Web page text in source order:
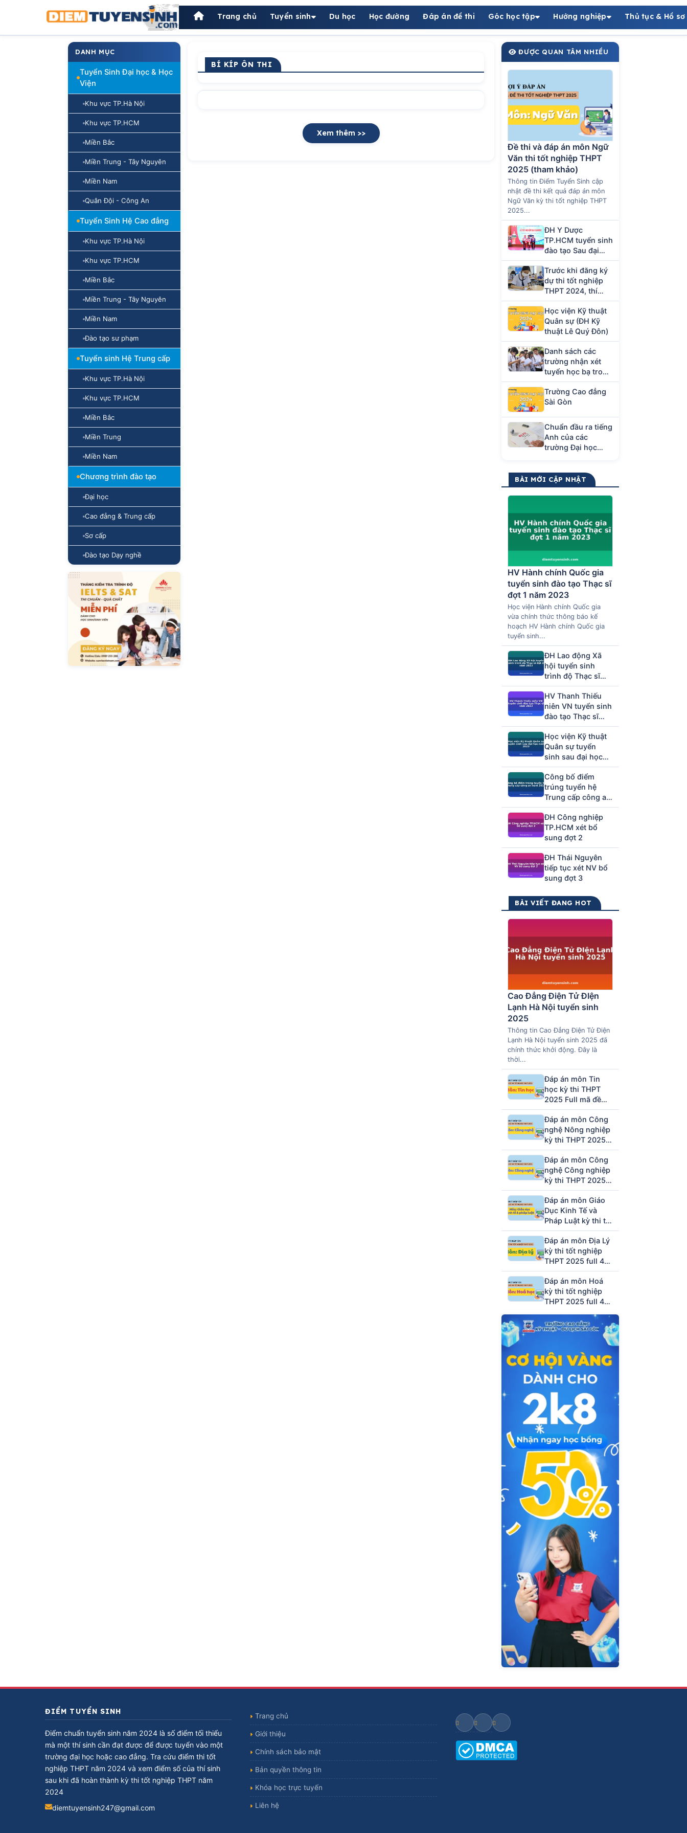
Trang chủ Tuyển sinh Du học Học đường Đáp án đề thi Góc học tập Hướng nghiệp Thủ tục & Hồ
DANH MỤC
Tuyển Sinh Đại học & Học
Viện
Khu vực TP.Hà Nội
Khu vực TP.HCM
Miền Bắc
Miền Trung - Tây Nguyên
Miền Nam
Quân Đội - Công An
Tuyển Sinh Hệ Cao đẳng
Khu vực TP.Hà Nội
Khu vực TP.HCM
Miền Bắc
Miền Trung - Tây Nguyên
Miền Nam
Đào tạo sư phạm
Tuyển sinh Hệ Trung cấp
Khu vực TP.Hà Nội
Khu vực TP.HCM
Miền Bắc
Miền Trung
Miền Nam
Chương trình đào tạo
Đại học
Cao đẳng & Trung cấp
Sơ cấp
Đào tạo Dạy nghề
BÍ KÍP ÔN THI
Xem thêm >>
ĐƯỢC QUAN TÂM NHIỀU
Đề thi và đáp án môn Ngữ
Văn thi tốt nghiệp THPT
2025 (tham khảo)
Thông tin Điểm Tuyển Sinh cập
nhật đề thi kết quả đáp án môn
Ngữ Văn kỳ thi tốt nghiệp THPT
2025...
ĐH Y Dược
TP.HCM tuyển sinh
đào tạo Sau đại
học năm 2023
Trước khi đăng ký
dự thi tốt nghiệp
THPT 2024, thí
sinh cần chuẩn bị
giấy tờ gì?
Học viện Kỹ thuật
Quân sự (ĐH Kỹ
thuật Lê Quý Đôn)
Danh sách các
trường nhận xét
tuyển học bạ trong
tháng 4/2024
Trường Cao đẳng
Sài Gòn
Chuẩn đầu ra tiếng
Anh của các
trường Đại học
BÀI MỚI CẬP NHẬT
HV Hành chính Quốc gia
tuyển sinh đào tạo Thạc sĩ
đợt 1 năm 2023
Học viện Hành chính Quốc gia
vừa chính thức thông báo kế
hoạch HV Hành chính Quốc gia
tuyển sinh...
ĐH Lao động Xã
hội tuyển sinh
trình độ Thạc sĩ
đợt 2 năm 2023
HV Thanh Thiếu
niên VN tuyển sinh
đào tạo Thạc sĩ
năm 2023
Học viện Kỹ thuật
Quân sự tuyển
sinh sau đại học
năm 2023
Công bố điểm
trúng tuyển hệ
Trung cấp công an
năm 2012
ĐH Công nghiệp
TP.HCM xét bổ
sung đợt 2
ĐH Thái Nguyên
tiếp tục xét NV bổ
sung đợt 3
BÀI VIẾT ĐANG HOT
Cao Đẳng Điện Tử ĐIện
Lạnh Hà Nội tuyển sinh
2025
Thông tin Cao Đẳng Điện Tử Điện
Lạnh Hà Nội tuyển sinh 2025 đã
chính thức khởi động. Đây là
thời...
Đáp án môn Tin
học kỳ thi THPT
2025 Full mã đề
(tham khảo)
Đáp án môn Công
nghệ Nông nghiệp
kỳ thi THPT 2025
full mã đề (tham
khảo)
Đáp án môn Công
nghệ Công nghiệp
kỳ thi THPT 2025
full mã đề (tham
khảo)
Đáp án môn Giáo
Dục Kinh Tế và
Pháp Luật kỳ thi tốt
nghiệp THPT 2025
full 48 mã đề
Đáp án môn Địa Lý
kỳ thi tốt nghiệp
THPT 2025 full 48
mã đề (tham khảo)
Đáp án môn Hoá
kỳ thi tốt nghiệp
THPT 2025 full 48
ĐIỂM TUYỂN SINH
Điểm chuẩn tuyển sinh năm 2024 là số điểm tối thiểu
mà một thí sinh cần đạt được để được tuyển vào một
trường đại học hoặc cao đẳng. Tra cứu điểm thi tốt
nghiệp THPT năm 2024 và xem điểm số của thí sinh
sau khi đã hoàn thành kỳ thi tốt nghiệp THPT năm
2024
diemtuyensinh247@gmail.com
Trang chủ
Giới thiệu
Chính sách bảo mật
Bản quyền thông tin
Khóa học trực tuyến
Liên hệ